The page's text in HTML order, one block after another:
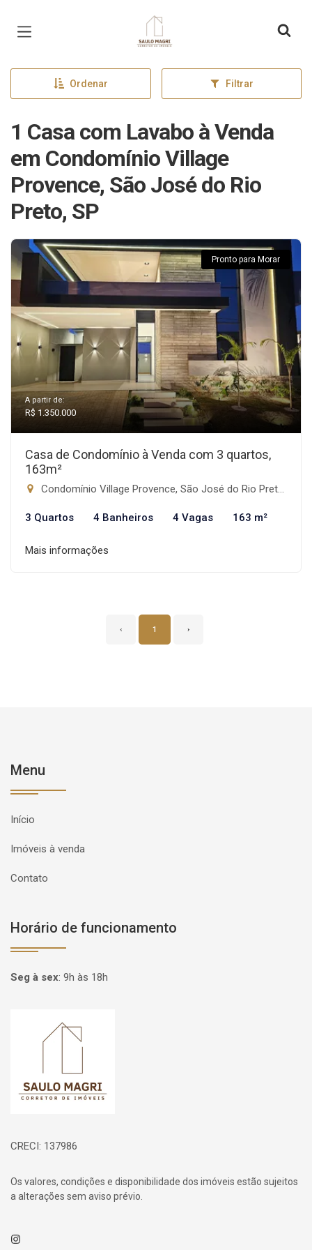
Página inicial
Ordenar Filtrar
1 Casa com Lavabo à Venda
em Condomínio Village
Provence, São José do Rio
Preto, SP
Pronto para Morar
A partir de:
R$ 1.350.000
Casa de Condomínio à Venda com 3 quartos,
163m²
Condomínio Village Provence, São José do Rio Preto-SP
3 Quartos 4 Banheiros 4 Vagas 163 m²
Mais informações
‹ 1 ›
Menu
Início
Imóveis à venda
Contato
Horário de funcionamento
Seg à sex: 9h às 18h
Página inicial
CRECI: 137986
Os valores, condições e disponibilidade dos imóveis estão sujeitos
a alterações sem aviso prévio.
Instagram